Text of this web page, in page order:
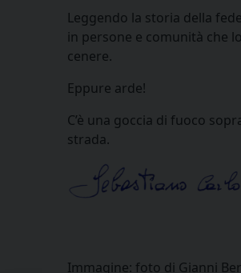
Leggendo la storia della
in persone e comunità che
cenere.
Eppure arde!
C’è una goccia di fuoco
strada.
Immagine: foto di Gianni